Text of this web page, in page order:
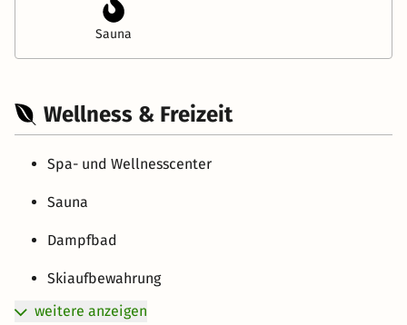
Sauna
Wellness & Freizeit
Spa- und Wellnesscenter
Sauna
Dampfbad
Skiaufbewahrung
weitere anzeigen